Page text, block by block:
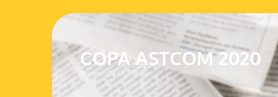
COPA ASTCOM 2020
fevereiro 13, 2020